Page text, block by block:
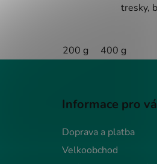
tresky,
200 g 400 g
Informace pro
Doprava a platba
Velkoobchod